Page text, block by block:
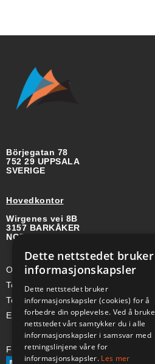
Börjegatan 78
752 29 UPPSALA
SVERIGE
Hovedkontor
Wirgenes vei 8B
3157 BARKÅKER
NORGE
Org-nr: 985 958 203 MVA
Telefon (Nor): +47 334 50 910
Telefon (Swe): +46 70-748 08 19
E-post: sales@a-ss.net
Følg oss på:
Dette nettstedet bruker
informasjonskapsler
Dette nettstedet bruker
informasjonskapsler (cookies) for å
forbedre din opplevelse. Ved å bruke
nettstedet vårt samtykker du i alle
informasjonskapsler i samsvar med
retningslinjene våre for
informasjonskapsler. Les mer